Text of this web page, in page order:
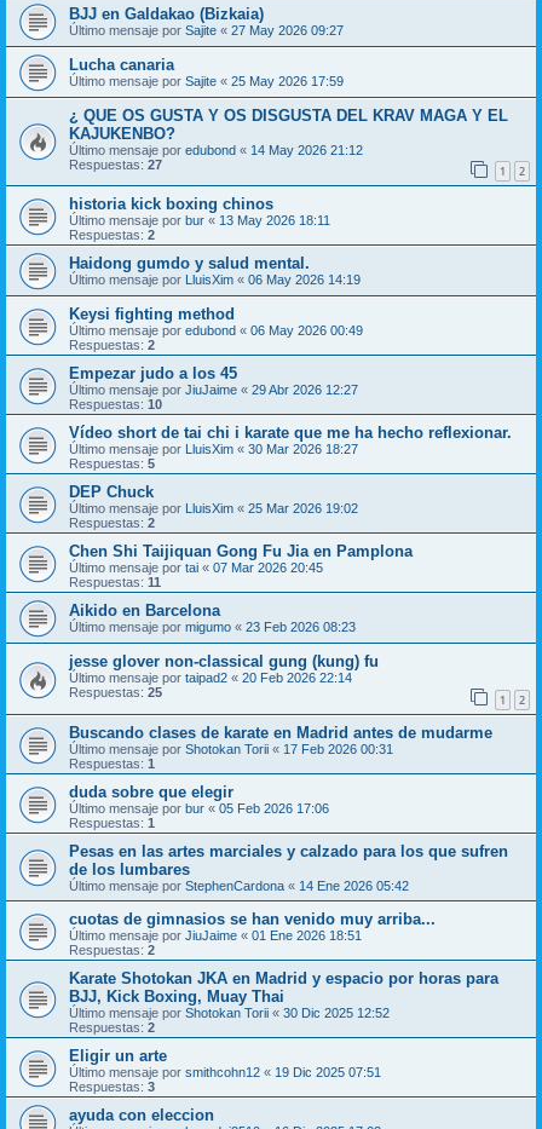
BJJ en Galdakao (Bizkaia)
Último mensaje por Sajite « 27 May 2026 09:27
Lucha canaria
Último mensaje por Sajite « 25 May 2026 17:59
¿ QUE OS GUSTA Y OS DISGUSTA DEL KRAV MAGA Y EL
KAJUKENBO?
Último mensaje por edubond « 14 May 2026 21:12
Respuestas: 27 1 2
historia kick boxing chinos
Último mensaje por bur « 13 May 2026 18:11
Respuestas: 2
Haidong gumdo y salud mental.
Último mensaje por LluisXim « 06 May 2026 14:19
Keysi fighting method
Último mensaje por edubond « 06 May 2026 00:49
Respuestas: 2
Empezar judo a los 45
Último mensaje por JiuJaime « 29 Abr 2026 12:27
Respuestas: 10
Vídeo short de tai chi i karate que me ha hecho reflexionar.
Último mensaje por LluisXim « 30 Mar 2026 18:27
Respuestas: 5
DEP Chuck
Último mensaje por LluisXim « 25 Mar 2026 19:02
Respuestas: 2
Chen Shi Taijiquan Gong Fu Jia en Pamplona
Último mensaje por tai « 07 Mar 2026 20:45
Respuestas: 11
Aikido en Barcelona
Último mensaje por migumo « 23 Feb 2026 08:23
jesse glover non-classical gung (kung) fu
Último mensaje por taipad2 « 20 Feb 2026 22:14
Respuestas: 25 1 2
Buscando clases de karate en Madrid antes de mudarme
Último mensaje por Shotokan Torii « 17 Feb 2026 00:31
Respuestas: 1
duda sobre que elegir
Último mensaje por bur « 05 Feb 2026 17:06
Respuestas: 1
Pesas en las artes marciales y calzado para los que sufren
de los lumbares
Último mensaje por StephenCardona « 14 Ene 2026 05:42
cuotas de gimnasios se han venido muy arriba...
Último mensaje por JiuJaime « 01 Ene 2026 18:51
Respuestas: 2
Karate Shotokan JKA en Madrid y espacio por horas para
BJJ, Kick Boxing, Muay Thai
Último mensaje por Shotokan Torii « 30 Dic 2025 12:52
Respuestas: 2
Eligir un arte
Último mensaje por smithcohn12 « 19 Dic 2025 07:51
Respuestas: 3
ayuda con eleccion